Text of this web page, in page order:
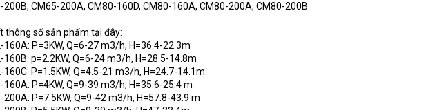
200B, CM65-200A, CM80-160D, CM80-160A, CM80-200A, CM80-200B
thông số sản phẩm tại đây:
160A: P=3KW, Q=6-27 m3/h, H=36.4-22.3m
160B: p=2.2KW, Q=6-24 m3/h, H=28.5-14.8m
160C: P=1.5KW, Q=4.5-21 m3/h, H=24.7-14.1m
160A: P=4KW, Q=9-39 m3/h, H=35.6-25.4 m
200A: P=7.5KW, Q=9-42 m3/h, H=57.8-43.9 m